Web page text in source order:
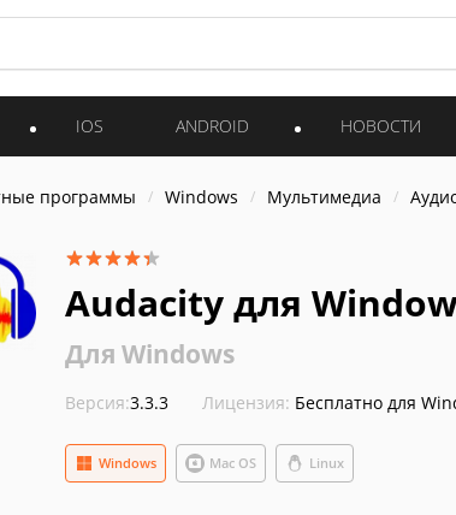
IOS ANDROID НОВОСТИ
программы Windows Мультимедиа
Audacity для
Для Windows
Версия:3.3.3 Лицензия: Бесплатно для
Mac OS
Windows Linux